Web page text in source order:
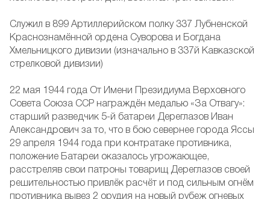
Служил в 899 Артиллерийском полку 337 Лубненской
Краснознамённой ордена Суворова и Богдана
Хмельницкого дивизии (изначально в 337й Кавказской
стрелковой дивизии)
22 мая 1944 года От Имени Президиума Верховного
Совета Союза ССР награждён медалью «За Отвагу»:
старший разведчик 5-й батареи Дереглазов Иван
Александрович за то, что в бою севернее города Яссы
29 апреля 1944 года при контратаке противника,
положение Батареи оказалось угрожающее,
расстреляв свои патроны товарищ Дереглазов своей
решительностью привлёк расчёт и под сильным огнём
противника вывез 2 орудия на новый рубеж огневых